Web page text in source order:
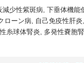
減少性紫斑病 下垂体機能
ローン病 自己免疫性肝炎
糸球体腎炎 多発性嚢胞腎